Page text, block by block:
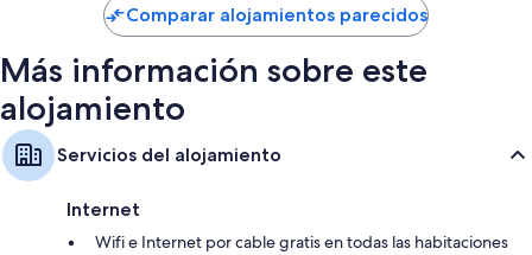
de
263 €
Comparar alojamientos parecidos
Más información sobre este
alojamiento
Servicios del alojamiento
Internet
Wifi e Internet por cable gratis en todas las habitaciones